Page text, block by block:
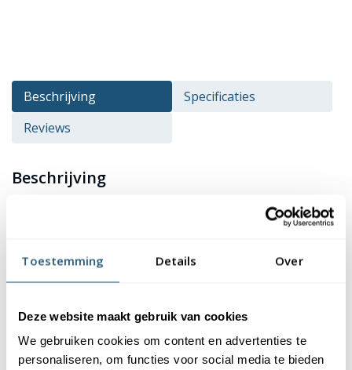
Toestemming Details Over
Deze website maakt gebruik van cookies
We gebruiken cookies om content en advertenties te
personaliseren, om functies voor social media te bieden
Beschrijving
Specificaties
Reviews
Beschrijving
kopen? Deze vlag is
hoogwaardige kwaliteit en afwerking. De vlag is gemaakt van
dat de kleuren van de vlag mooi blijven. Bovendien zijn onze
te houden zijn.